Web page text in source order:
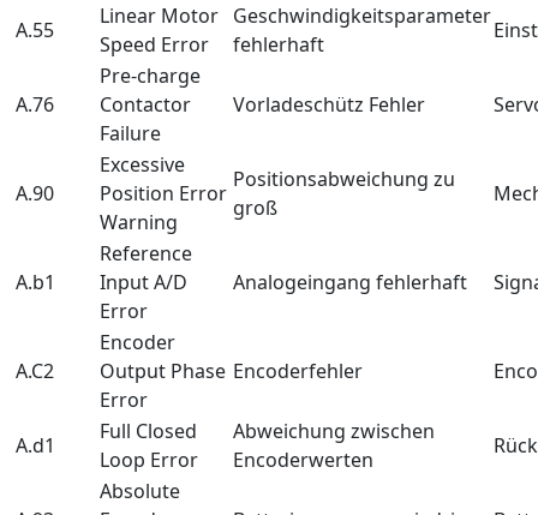
A.55
Linear Motor
Speed Error
Geschwindigkeitsparameter
fehlerhaft
A.76
Pre-charge
Contactor
Failure
Vorladeschütz Fehler
A.90
Excessive
Position Error
Warning
Positionsabweichung zu
groß
A.b1
Reference
Input A/D
Error
Analogeingang fehlerhaft
A.C2
Encoder
Output Phase
Error
Encoderfehler
A.d1
Full Closed
Loop Error
Abweichung zwischen
Encoderwerten
Absolute